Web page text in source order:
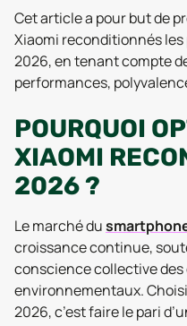
Cet article a pour but de
Xiaomi reconditionnés
2026, en tenant compte
performances,
POURQUOI
XIAOMI
2026 ?
Le marché du
croissance continue,
conscience collective
environnementaux.
2026, c’est faire le pari